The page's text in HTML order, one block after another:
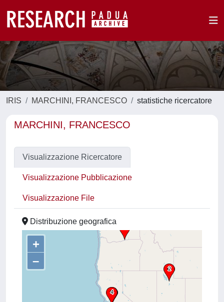
IRIS MARCHINI, FRANCESCO statistiche ricercatore
MARCHINI, FRANCESCO
Visualizzazione Ricercatore
Visualizzazione Pubblicazione
Visualizzazione File
Distribuzione geografica
+
–